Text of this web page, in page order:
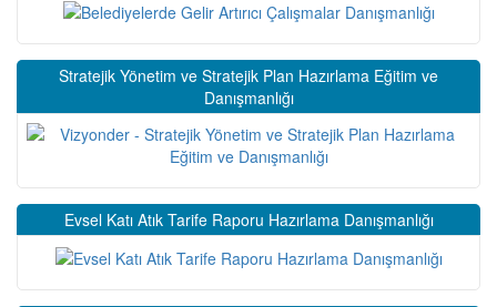
Stratejik Yönetim ve Stratejik Plan Hazırlama Eğitim ve
Danışmanlığı
Evsel Katı Atık Tarife Raporu Hazırlama Danışmanlığı